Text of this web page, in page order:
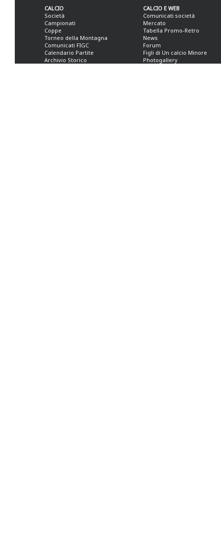
CALCIO
Società
Campionati
Coppe
Torneo della Montagna
Comunicati FIGC
Calendario Partite
Archivio Storico
CALCIO E WEB
Comunicati società
Mercato
Tabella Promo-Retro
News
Forum
Figli di Un calcio Minore
Photogallery